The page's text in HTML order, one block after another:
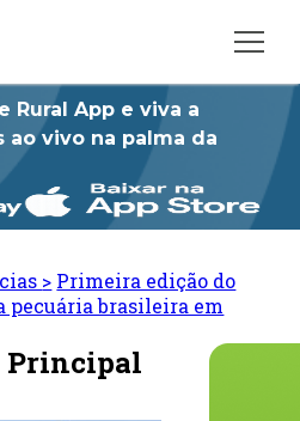
Rural App e viva a
ao vivo na palma da
> Primeira edição do
pecuária brasileira em
Principal